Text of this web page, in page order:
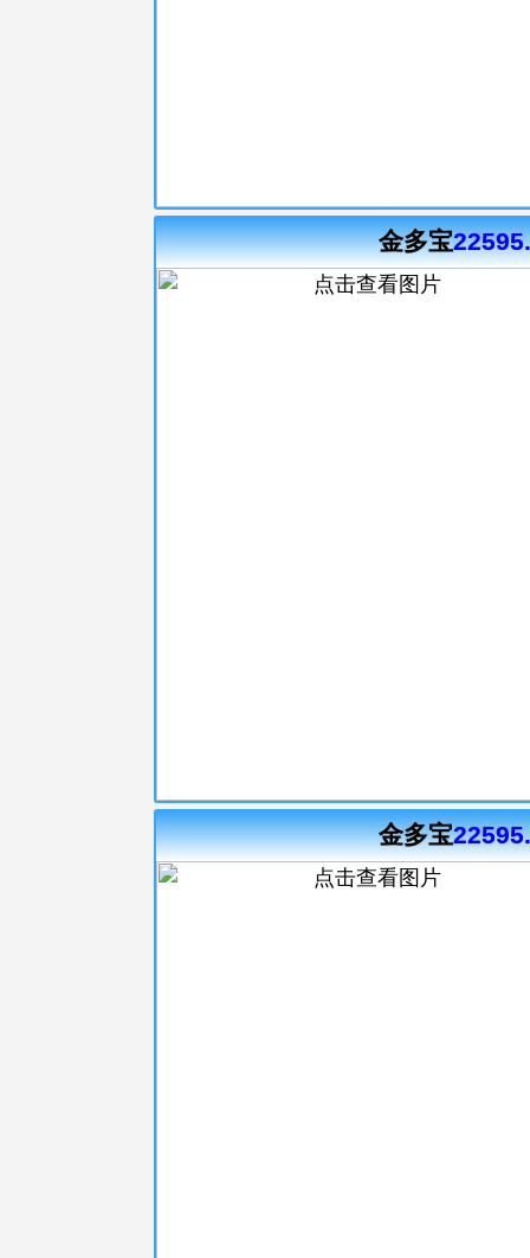
金多宝
金多宝